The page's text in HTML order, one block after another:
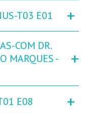
T03 E01 +
COM DR.
MARQUES -
+
E08 +